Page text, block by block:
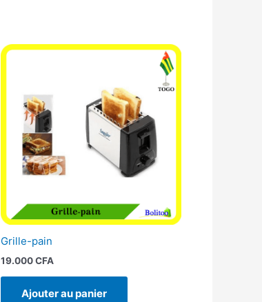
Grille-pain
19.000CFA
Ajouter au panier